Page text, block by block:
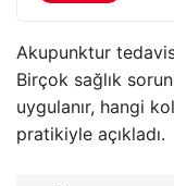
Akupunktur
Birçok sağlık
uygulanır, hangi
pratikiyle açıkladı.